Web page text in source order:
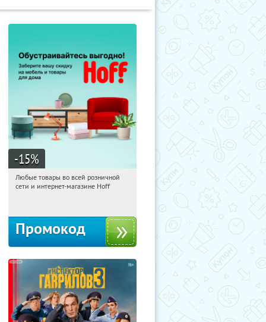
-15%
00:31:24 Получили:
Любые товары во всей розничной
сети и интернет-магазине Hoff
Промокод